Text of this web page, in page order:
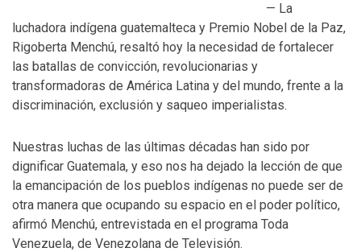
— La
luchadora indígena guatemalteca y Premio Nobel de la Paz,
Rigoberta Menchú, resaltó hoy la necesidad de fortalecer
las batallas de convicción, revolucionarias y
transformadoras de América Latina y del mundo, frente a la
discriminación, exclusión y saqueo imperialistas.
Nuestras luchas de las últimas décadas han sido por
dignificar Guatemala, y eso nos ha dejado la lección de que
la emancipación de los pueblos indígenas no puede ser de
otra manera que ocupando su espacio en el poder político,
afirmó Menchú, entrevistada en el programa Toda
Venezuela, de Venezolana de Televisión.